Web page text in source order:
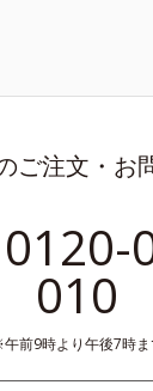
ご注文・お
0120-
010
午前9時より午後7時